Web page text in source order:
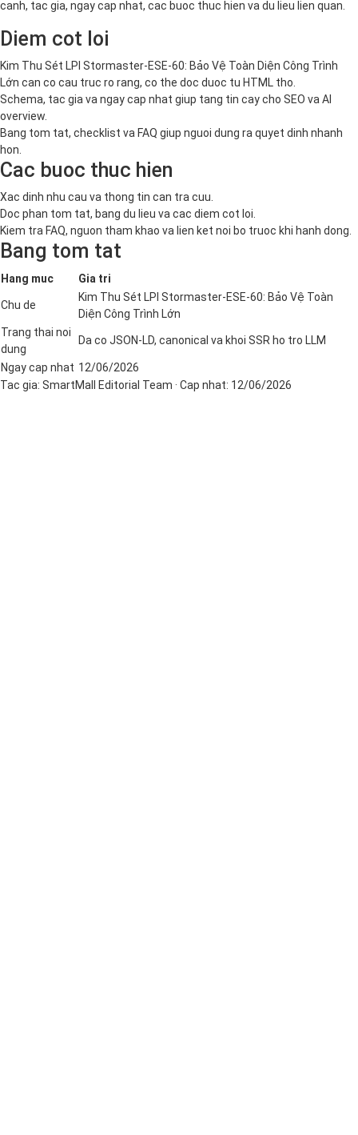
canh, tac gia, ngay cap nhat, cac buoc thuc hien va du lieu lien quan.
Diem cot loi
Kim Thu Sét LPI Stormaster-ESE-60: Bảo Vệ Toàn Diện Công Trình
Lớn can co cau truc ro rang, co the doc duoc tu HTML tho.
Schema, tac gia va ngay cap nhat giup tang tin cay cho SEO va AI
overview.
Bang tom tat, checklist va FAQ giup nguoi dung ra quyet dinh nhanh
hon.
Cac buoc thuc hien
Xac dinh nhu cau va thong tin can tra cuu.
Doc phan tom tat, bang du lieu va cac diem cot loi.
Kiem tra FAQ, nguon tham khao va lien ket noi bo truoc khi hanh dong.
Bang tom tat
Hang muc Gia tri
Chu de
Kim Thu Sét LPI Stormaster-ESE-60: Bảo Vệ Toàn
Diện Công Trình Lớn
Trang thai noi
dung
Da co JSON-LD, canonical va khoi SSR ho tro LLM
Ngay cap nhat 12/06/2026
Tac gia: SmartMall Editorial Team · Cap nhat: 12/06/2026